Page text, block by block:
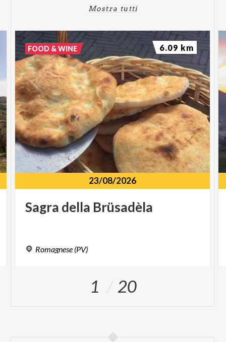
Mostra tutti
23/08/2026
Sagra della Brüsadèla
Romagnese (PV)
FOOD & WINE 6.09 km
1 20